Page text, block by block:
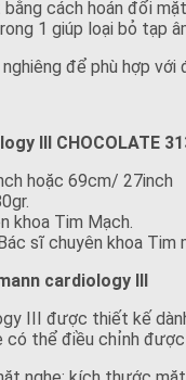
cách hoán đổi
1 giúp loại bỏ tạp
để phù hợp với
III CHOCOLATE
hoặc 69cm/ 27inch
khoa Tim Mạch.
sĩ chuyên khoa Tim
cardiology III
III được thiết kế
có thể điều chỉnh